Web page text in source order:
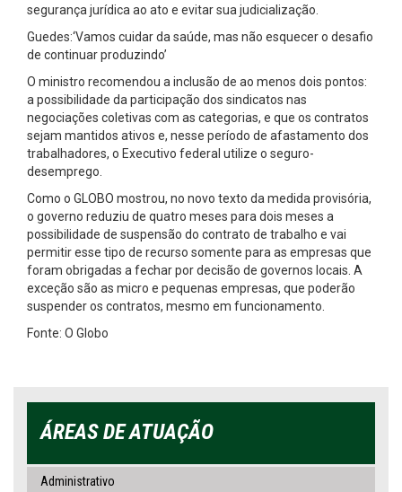
segurança jurídica ao ato e evitar sua judicialização.
Guedes:‘Vamos cuidar da saúde, mas não esquecer o desafio
de continuar produzindo’
O ministro recomendou a inclusão de ao menos dois pontos:
a possibilidade da participação dos sindicatos nas
negociações coletivas com as categorias, e que os contratos
sejam mantidos ativos e, nesse período de afastamento dos
trabalhadores, o Executivo federal utilize o seguro-
desemprego.
Como o GLOBO mostrou, no novo texto da medida provisória,
o governo reduziu de quatro meses para dois meses a
possibilidade de suspensão do contrato de trabalho e vai
permitir esse tipo de recurso somente para as empresas que
foram obrigadas a fechar por decisão de governos locais. A
exceção são as micro e pequenas empresas, que poderão
suspender os contratos, mesmo em funcionamento.
Fonte: O Globo
ÁREAS DE ATUAÇÃO
Administrativo